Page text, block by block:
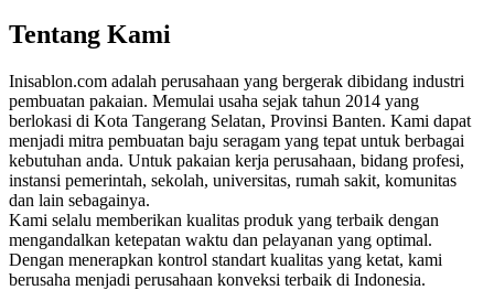
Tentang Kami
Inisablon.com adalah perusahaan yang bergerak dibidang industri
pembuatan pakaian. Memulai usaha sejak tahun 2014 yang
berlokasi di Kota Tangerang Selatan, Provinsi Banten. Kami dapat
menjadi mitra pembuatan baju seragam yang tepat untuk berbagai
kebutuhan anda. Untuk pakaian kerja perusahaan, bidang profesi,
instansi pemerintah, sekolah, universitas, rumah sakit, komunitas
dan lain sebagainya.
Kami selalu memberikan kualitas produk yang terbaik dengan
mengandalkan ketepatan waktu dan pelayanan yang optimal.
Dengan menerapkan kontrol standart kualitas yang ketat, kami
berusaha menjadi perusahaan konveksi terbaik di Indonesia.